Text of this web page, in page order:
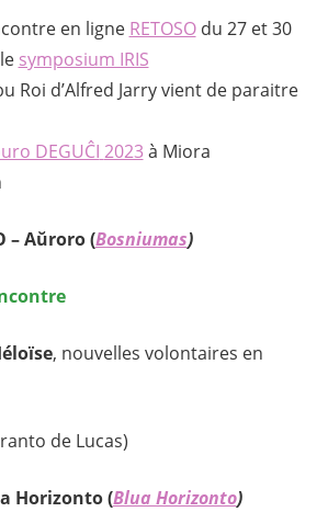
en ligne RETOSOdu 27 et 30
symposium IRIS
Roi d’Alfred Jarry vient de paraitre
DEGUĈI 2023à Miora
– Aŭroro (Bosniumas)
, nouvelles volontaires en
de Lucas)
Horizonto (Blua Horizonto)